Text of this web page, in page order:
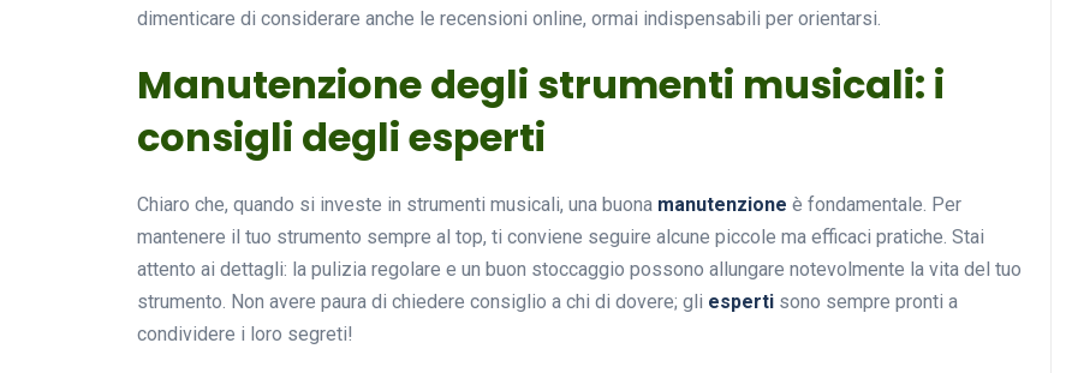
dimenticare di considerare anche le recensioni online, ormai indispensabili per orientarsi.
Manutenzione degli strumenti musicali: i
consigli degli esperti
Chiaro che, quando si investe in strumenti musicali, una buona manutenzione è fondamentale. Per
mantenere il tuo strumento sempre al top, ti conviene seguire alcune piccole ma efficaci pratiche. Stai
attento ai dettagli: la pulizia regolare e un buon stoccaggio possono allungare notevolmente la vita del tuo
strumento. Non avere paura di chiedere consiglio a chi di dovere; gli esperti sono sempre pronti a
condividere i loro segreti!
Musicoterapia: un
approccio innovativo per la
cura dei disturbi del sonno
18 Febbraio 2025